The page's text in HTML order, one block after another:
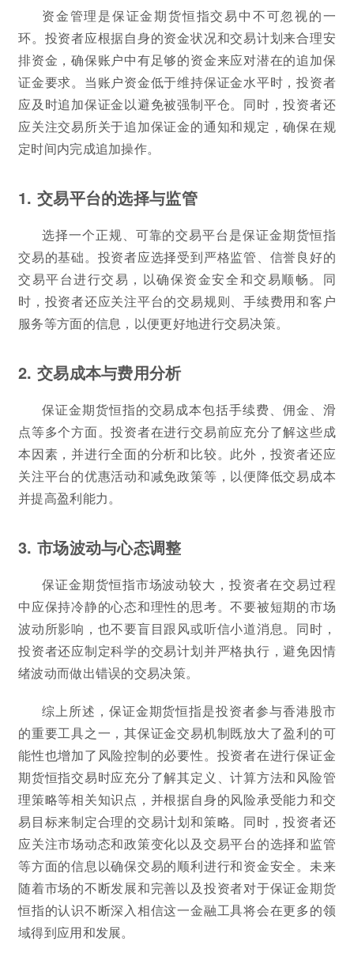
资金管理是保证金期货恒指交易中不可忽视的一
环。投资者应根据自身的资金状况和交易计划来合理安
排资金，确保账户中有足够的资金来应对潜在的追加保
证金要求。当账户资金低于维持保证金水平时，投资者
应及时追加保证金以避免被强制平仓。同时，投资者还
应关注交易所关于追加保证金的通知和规定，确保在规
定时间内完成追加操作。
1. 交易平台的选择与监管
选择一个正规、可靠的交易平台是保证金期货恒指
交易的基础。投资者应选择受到严格监管、信誉良好的
交易平台进行交易，以确保资金安全和交易顺畅。同
时，投资者还应关注平台的交易规则、手续费用和客户
服务等方面的信息，以便更好地进行交易决策。
2. 交易成本与费用分析
保证金期货恒指的交易成本包括手续费、佣金、滑
点等多个方面。投资者在进行交易前应充分了解这些成
本因素，并进行全面的分析和比较。此外，投资者还应
关注平台的优惠活动和减免政策等，以便降低交易成本
并提高盈利能力。
3. 市场波动与心态调整
保证金期货恒指市场波动较大，投资者在交易过程
中应保持冷静的心态和理性的思考。不要被短期的市场
波动所影响，也不要盲目跟风或听信小道消息。同时，
投资者还应制定科学的交易计划并严格执行，避免因情
绪波动而做出错误的交易决策。
综上所述，保证金期货恒指是投资者参与香港股市
的重要工具之一，其保证金交易机制既放大了盈利的可
能性也增加了风险控制的必要性。投资者在进行保证金
期货恒指交易时应充分了解其定义、计算方法和风险管
理策略等相关知识点，并根据自身的风险承受能力和交
易目标来制定合理的交易计划和策略。同时，投资者还
应关注市场动态和政策变化以及交易平台的选择和监管
等方面的信息以确保交易的顺利进行和资金安全。未来
随着市场的不断发展和完善以及投资者对于保证金期货
恒指的认识不断深入相信这一金融工具将会在更多的领
域得到应用和发展。